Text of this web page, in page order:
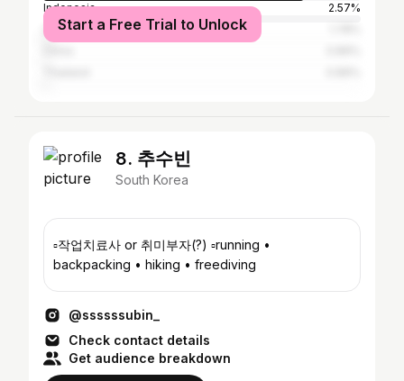
Indonesia
2.57%
United States
Start a Free Trial to Unlock
8. 추수빈
South Korea
▫️작업치료사 or 취미부자(?) ▫️running •
backpacking • hiking • freediving
@ssssssubin_
Check contact details
Get audience breakdown